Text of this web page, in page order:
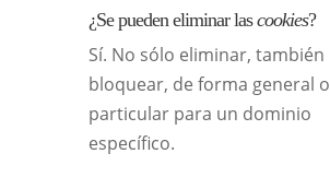
¿Se pueden eliminar lascookies?
Sí. No sólo eliminar, también
bloquear, de forma general o
particular para un dominio
específico.